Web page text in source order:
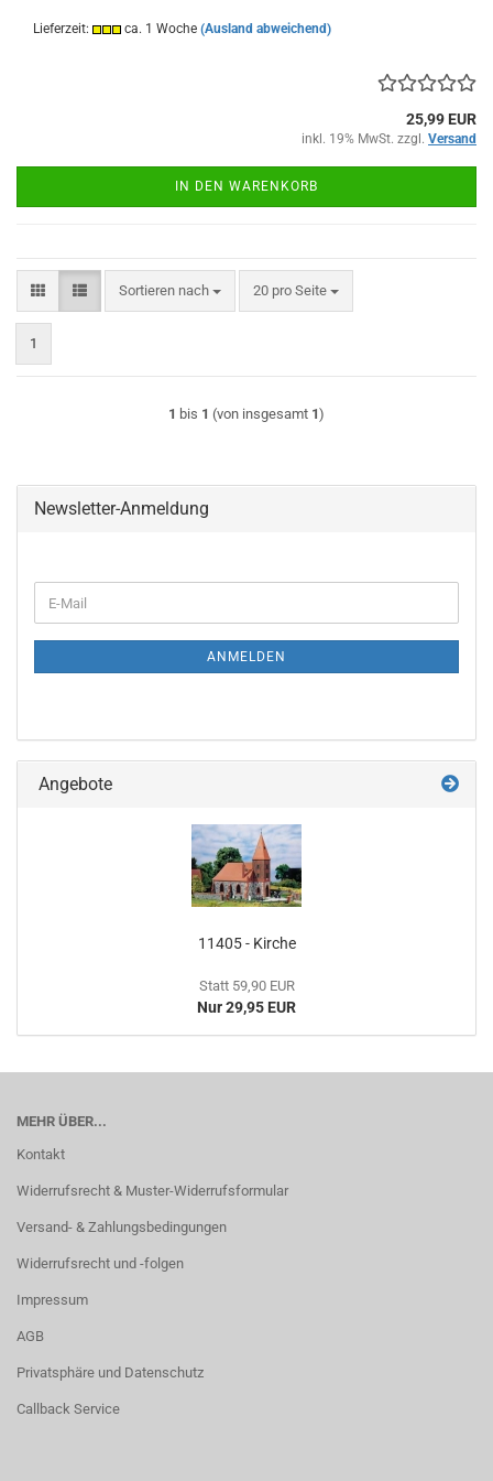
Lieferzeit: ca. 1 Woche (Ausland abweichend)
25,99 EUR
inkl. 19% MwSt. zzgl. Versand
IN DEN WARENKORB
Sortieren nach
Sortieren nach 20 pro Seite
pro Seite
1
1 bis 1 (von insgesamt 1)
Newsletter-Anmeldung
ZUR
E-
Mail
ANMELDEN
Angebote
11405 - Kirche
Statt 59,90 EUR
Nur 29,95 EUR
MEHR ÜBER...
Kontakt
Widerrufsrecht & Muster-Widerrufsformular
Versand- & Zahlungsbedingungen
Widerrufsrecht und -folgen
Impressum
AGB
Privatsphäre und Datenschutz
Callback Service